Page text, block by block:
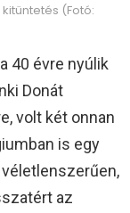
(Fotó:
40 évre nyúlik
Donát
volt két onnan
is egy
az